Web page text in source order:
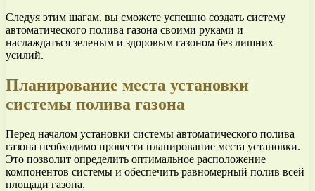
Следуя этим шагам, вы сможете успешно создать систему
автоматического полива газона своими руками и
наслаждаться зеленым и здоровым газоном без лишних
усилий.
Планирование места установки
системы полива газона
Перед началом установки системы автоматического полива
газона необходимо провести планирование места установки.
Это позволит определить оптимальное расположение
компонентов системы и обеспечить равномерный полив всей
площади газона.